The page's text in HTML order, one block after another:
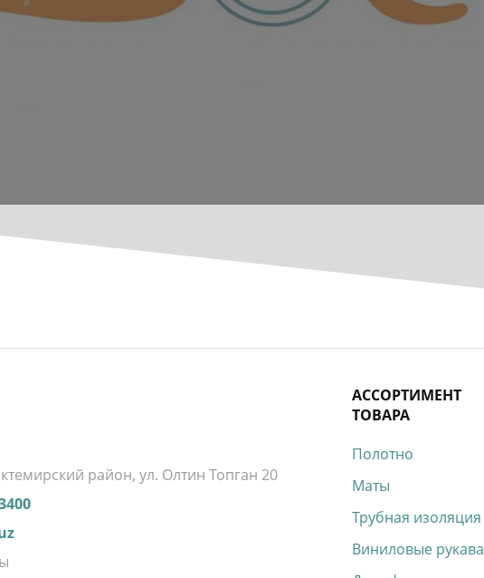
район, ул. Олтин Топган 20
АССОРТИМЕНТ
ТОВАРА
Полотно
Маты
Трубная изоляция
Виниловые рукава